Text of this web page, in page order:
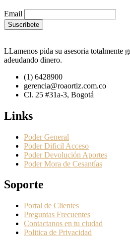
Email
LLamenos pida su asesoria totalmente
adeudando dinero.
(1) 6428900
gerencia@roaortiz.com.co
Cl. 25 #31a-3, Bogotá
Links
Poder General
Poder Dificil Acceso
Poder Devolución Aportes
Poder Mora de Cesantías
Soporte
Portal de Clientes
Preguntas Frecuentes
Contactanos en tu ciudad
Politica de Privacidad